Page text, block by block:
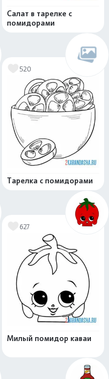
Салат в тарелке с
помидорами
520
Тарелка с помидорами
627
Милый помидор каваи